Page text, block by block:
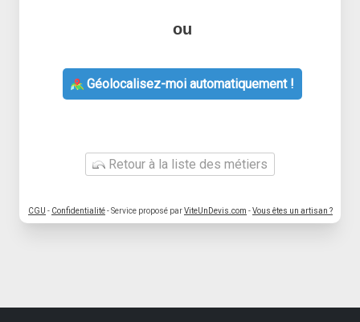
ou
Géolocalisez-moi automatiquement !
Retour à la liste des métiers
CGU - Confidentialité- Service proposé parViteUnDevis.com -Vous êtes un artisan ?